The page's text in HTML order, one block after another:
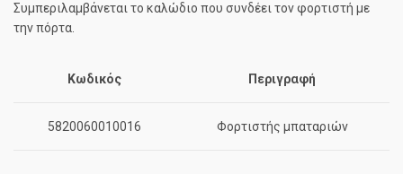
Συμπεριλαμβάνεται το καλώδιο που συνδέει τον φορτιστή με
την πόρτα.
Κωδικός Περιγραφή
5820060010016 Φορτιστής μπαταριών